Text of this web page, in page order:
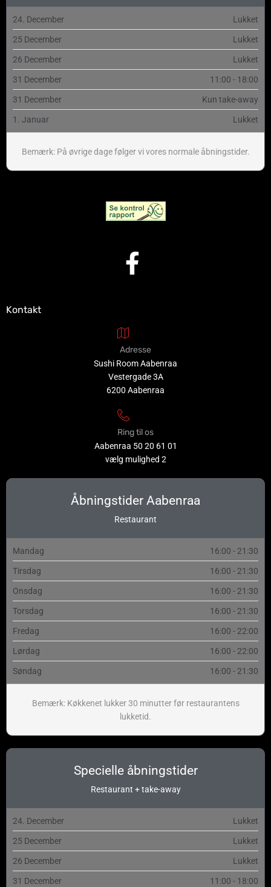
24. December Lukket
25 December Lukket
26 December Lukket
31 December 11:00 - 18:00
31 December Kun take-away
1. Januar Lukket
Bemærk: På øvrige dage følger vi vores normale åbningstider.
Kontakt
Adresse
Sushi Room Aabenraa
Vestergade 3A
6200 Aabenraa
Ring til os
Aabenraa 50 20 61 01
vælg mulighed 2
Åbningstider Aabenraa
Restaurant
Mandag 16:00 - 21:30
Tirsdag 16:00 - 21:30
Onsdag 16:00 - 21:30
Torsdag 16:00 - 21:30
Fredag 16:00 - 22:00
Lørdag 16:00 - 22:00
Søndag 16:00 - 21:30
Bemærk: Køkkenet lukker 30 minutter før restaurantens
lukketid.
Specielle åbningstider
Restaurant + take-away
24. December Lukket
25 December Lukket
26 December Lukket
31 December 11:00 - 18:00